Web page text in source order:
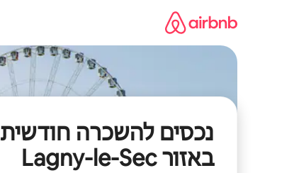
נכסים להשכרה חודשית
באזור Lagny-le-Sec